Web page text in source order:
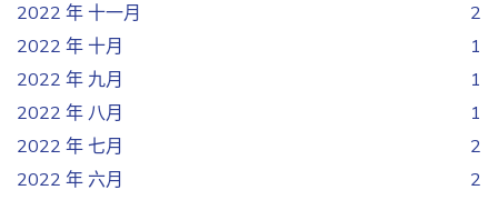
2022 年 十一月
2
2022 年 十月
1
2022 年 九月
1
2022 年 八月
1
2022 年 七月
2
2022 年 六月
2